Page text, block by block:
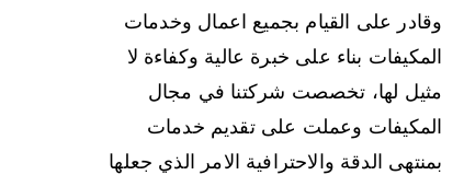
وقادر على القيام بجميع اعمال وخدمات
المكيفات بناء على خبرة عالية وكفاءة لا
مثيل لها، تخصصت شركتنا في مجال
المكيفات وعملت على تقديم خدمات
بمنتهى الدقة والاحترافية الامر الذي جعلها